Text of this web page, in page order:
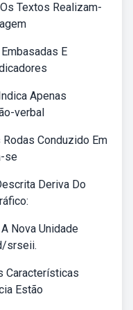
Textos Realizam-
E
Apenas
verbal
Conduzido Em
se
Deriva Do
Nova Unidade
srseii.
Características
Estão